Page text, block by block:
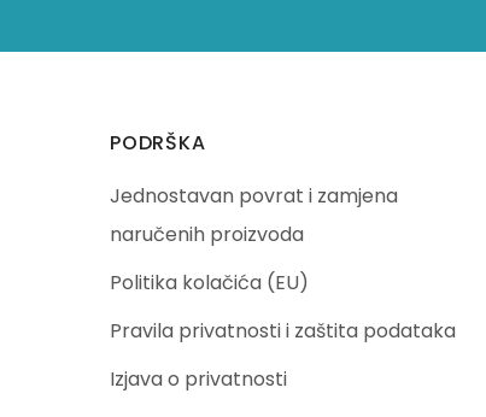
PODRŠKA
Jednostavan povrat i zamjena
naručenih proizvoda
Politika kolačića (EU)
Pravila privatnosti i zaštita podataka
Izjava o privatnosti